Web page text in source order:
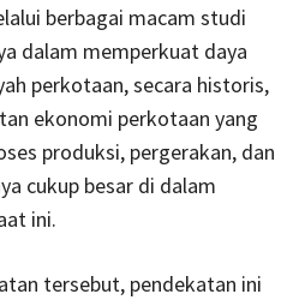
berbagai macam studi
dalam memperkuat daya
perkotaan, secara historis,
ekonomi perkotaan yang
produksi, pergerakan, dan
cukup besar di dalam
ini.
tersebut, pendekatan ini